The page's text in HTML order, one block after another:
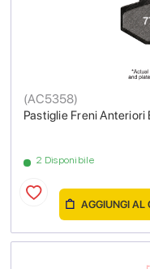
Pastiglie Freni Anteriori
(AC5358)
2 Disponibile
AGGIUNGI AL